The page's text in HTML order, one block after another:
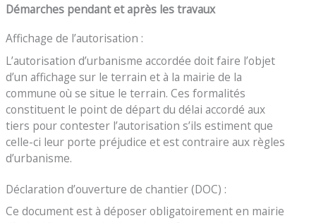
Démarches pendant et après les travaux
Affichage de l’autorisation :
L’autorisation d’urbanisme accordée doit faire l’objet
d’un affichage sur le terrain et à la mairie de la
commune où se situe le terrain. Ces formalités
constituent le point de départ du délai accordé aux
tiers pour contester l’autorisation s’ils estiment que
celle-ci leur porte préjudice et est contraire aux règles
d’urbanisme.
Déclaration d’ouverture de chantier (DOC) :
Ce document est à déposer obligatoirement en mairie